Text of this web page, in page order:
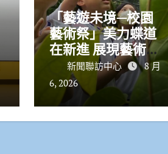
「藝遊未境—校園
藝術祭」美力蝶道
在新進 展現藝術扎
根成果
新聞聯訪中心
8 月
6, 2026